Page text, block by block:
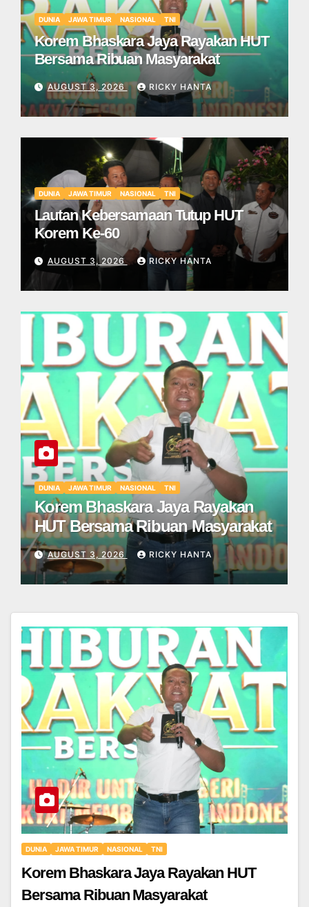
DUNIA JAWA TIMUR NASIONAL TNI
Korem Bhaskara Jaya Rayakan HUT
Bersama Ribuan Masyarakat
AUGUST 3, 2026 RICKY HANTA
DUNIA JAWA TIMUR NASIONAL TNI
Lautan Kebersamaan Tutup HUT
Korem Ke-60
AUGUST 3, 2026 RICKY HANTA
DUNIA JAWA TIMUR NASIONAL TNI
Korem Bhaskara Jaya Rayakan
HUT Bersama Ribuan Masyarakat
AUGUST 3, 2026 RICKY HANTA
DUNIA JAWA TIMUR NASIONAL TNI
Korem Bhaskara Jaya Rayakan HUT
Bersama Ribuan Masyarakat